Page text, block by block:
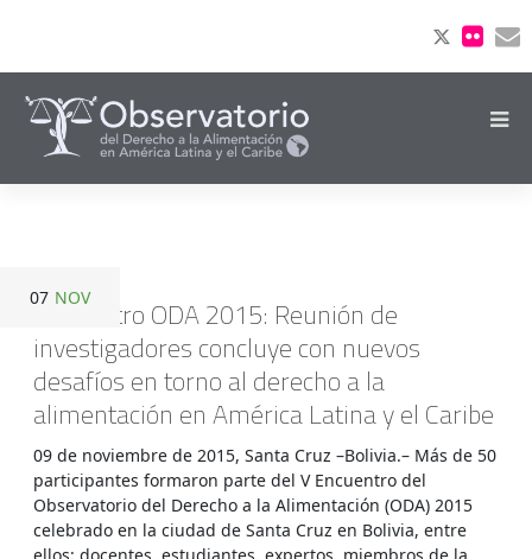
07 NOV
Encuentro ODA 2015: Reunión de
investigadores concluye con nuevos
desafíos en torno al derecho a la
alimentación en América Latina y el Caribe
09 de noviembre de 2015, Santa Cruz –Bolivia.– Más de 50
participantes formaron parte del V Encuentro del
Observatorio del Derecho a la Alimentación (ODA) 2015
celebrado en la ciudad de Santa Cruz en Bolivia, entre